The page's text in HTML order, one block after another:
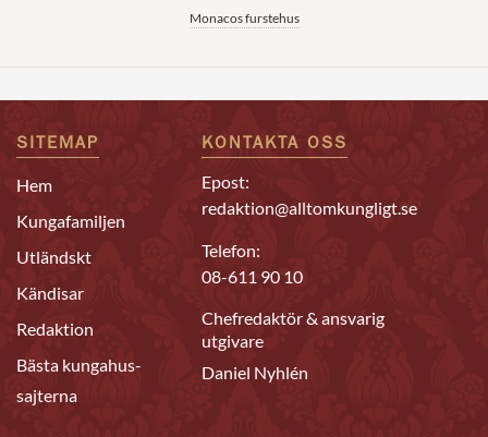
Monacos furstehus
SITEMAP
Hem
Kungafamiljen
Utländskt
Kändisar
Redaktion
Bästa kungahus-
sajterna
KONTAKTA OSS
Epost:
redaktion@alltomkungligt.se
Telefon:
08-611 90 10
Chefredaktör & ansvarig
utgivare
Daniel Nyhlén